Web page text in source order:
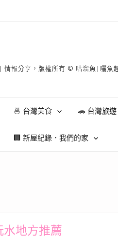
報分享，版權所有 © 咕溜魚|曬魚趣
🍜 台灣美食 🚗 台灣旅遊
🏢 新屋紀錄．我們的家
地方推薦